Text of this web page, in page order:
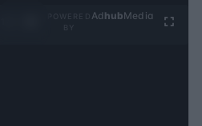
Ad hubMedia